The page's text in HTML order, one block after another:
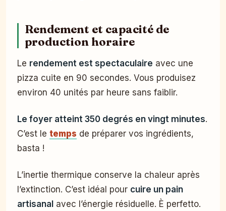
Rendement et capacité de
production horaire
Le rendement est spectaculaire avec une
pizza cuite en 90 secondes. Vous produisez
environ 40 unités par heure sans faiblir.
Le foyer atteint 350 degrés en vingt minutes.
C’est le temps de préparer vos ingrédients,
basta !
L’inertie thermique conserve la chaleur après
l’extinction. C’est idéal pour cuire un pain
artisanal avec l’énergie résiduelle. È perfetto.